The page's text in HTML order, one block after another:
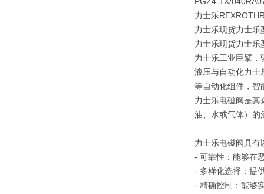
力士乐REXROTH
力士乐现货力士
力士乐现货力士
力士乐工业巨擘，
液压与自动化力士
等自动化组件，智
力士乐电磁阀是其
油、水或气体）的
力士乐电磁阀具有
- 可靠性：能够在
- 多样化选择：提
- 精确控制：能够